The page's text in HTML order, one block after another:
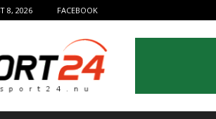
8, 2026 FACEBOOK